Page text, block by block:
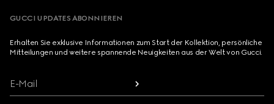
GUCCI UPDATES ABONNIEREN
Erhalten Sie exklusive Informationen zum Start der Kollektion, persönliche
Mitteilungen und weitere spannende Neuigkeiten aus der Welt von Gucci.
E-Mail